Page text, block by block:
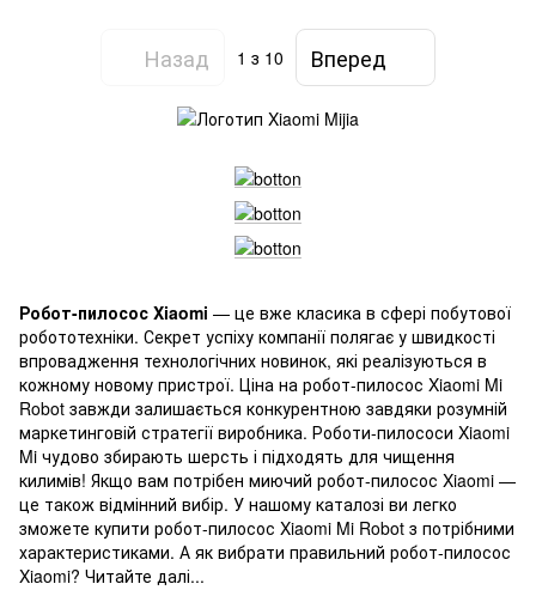
Назад 1 з 10 Вперед
Робот-пилосос Xiaomi — це вже класика в сфері побутової
робототехніки. Секрет успіху компанії полягає у швидкості
впровадження технологічних новинок, які реалізуються в
кожному новому пристрої. Ціна на робот-пилосос Xiaomi Mi
Robot завжди залишається конкурентною завдяки розумній
маркетинговій стратегії виробника. Роботи-пилососи Xiaomi
Mi чудово збирають шерсть і підходять для чищення
килимів! Якщо вам потрібен миючий робот-пилосос Xiaomi —
це також відмінний вибір. У нашому каталозі ви легко
зможете купити робот-пилосос Xiaomi Mi Robot з потрібними
характеристиками. А як вибрати правильний робот-пилосос
Xiaomi? Читайте далі...